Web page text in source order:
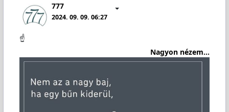
777
2024. 09. 09. 06:27
☝️
Nagyon nézem...